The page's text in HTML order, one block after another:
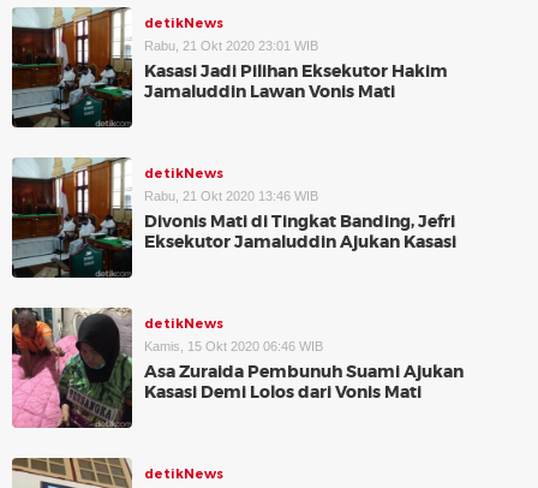
detikNews
Rabu, 21 Okt 2020 23:01 WIB
Kasasi Jadi Pilihan Eksekutor Hakim
Jamaluddin Lawan Vonis Mati
detikNews
Rabu, 21 Okt 2020 13:46 WIB
Divonis Mati di Tingkat Banding, Jefri
Eksekutor Jamaluddin Ajukan Kasasi
detikNews
Kamis, 15 Okt 2020 06:46 WIB
Asa Zuraida Pembunuh Suami Ajukan
Kasasi Demi Lolos dari Vonis Mati
detikNews